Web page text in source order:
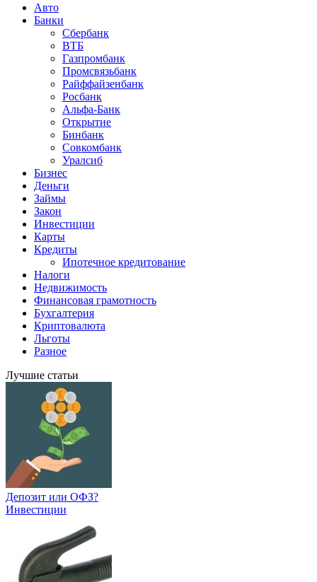
Авто
Банки
Сбербанк
ВТБ
Газпромбанк
Промсвязьбанк
Райффайзенбанк
Росбанк
Альфа-Банк
Открытие
Бинбанк
Совкомбанк
Уралсиб
Бизнес
Деньги
Займы
Закон
Инвестиции
Карты
Кредиты
Ипотечное кредитование
Налоги
Недвижимость
Финансовая грамотность
Бухгалтерия
Криптовалюта
Льготы
Разное
Лучшие статьи
Депозит или ОФЗ?
Инвестиции